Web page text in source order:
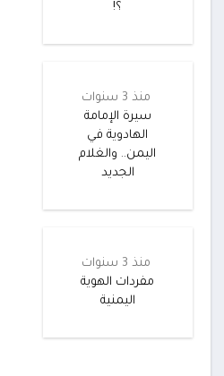
؟!
منذ 3 سنوات
سيرة الإمامة
الهادوية في
اليمن.. والغلام
الجديد
منذ 3 سنوات
مفردات الهوية
اليمنية